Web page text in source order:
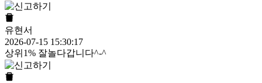
유현서
2026-07-15 15:30:17
상위1% 잘놀다갑니다^-^